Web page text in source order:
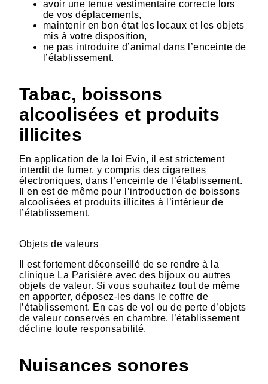
avoir une tenue vestimentaire correcte lors
de vos déplacements,
maintenir en bon état les locaux et les objets
mis à votre disposition,
ne pas introduire d’animal dans l’enceinte de
l’établissement.
Tabac, boissons
alcoolisées et produits
illicites
En application de la loi Evin, il est strictement
interdit de fumer, y compris des cigarettes
électroniques, dans l’enceinte de l’établissement.
Il en est de même pour l’introduction de boissons
alcoolisées et produits illicites à l’intérieur de
l’établissement.
Objets de valeurs
Il est fortement déconseillé de se rendre à la
clinique La Parisière avec des bijoux ou autres
objets de valeur. Si vous souhaitez tout de même
en apporter, déposez-les dans le coffre de
l’établissement. En cas de vol ou de perte d’objets
de valeur conservés en chambre, l’établissement
décline toute responsabilité.
Nuisances sonores